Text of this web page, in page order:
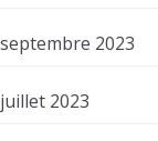
septembre 2023
juillet 2023